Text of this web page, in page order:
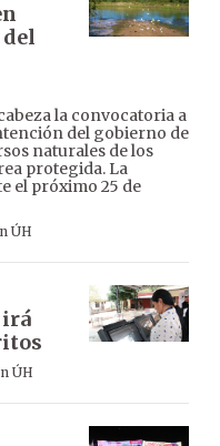
la convocatoria a
del gobierno de
naturales de los
protegida. La
el próximo 25 de
ÚH
irá
ÚH